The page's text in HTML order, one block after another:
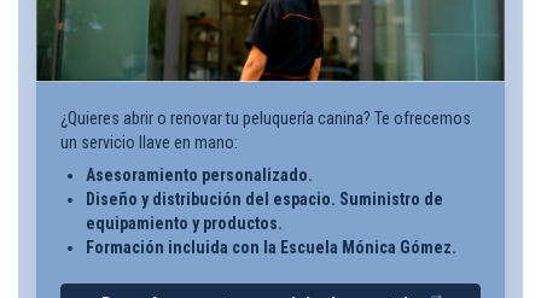
¿Quieres abrir o renovar tu peluquería canina? Te ofrecemos
un servicio llave en mano:
Asesoramiento personalizado.
Diseño y distribución del espacio. Suministro de
equipamiento y productos.
Formación incluida con la Escuela Mónica Gómez.